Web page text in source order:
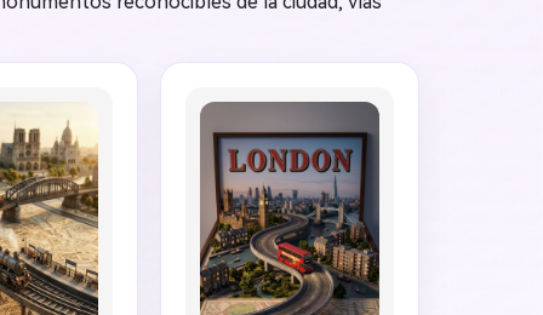
de color
de
primer
aspecto
limpio para texto de
cálida, fotografía de
viaje cinemática,
texturas
fotorrealistas,
diseño de póster
premium para redes
sociales, relación de